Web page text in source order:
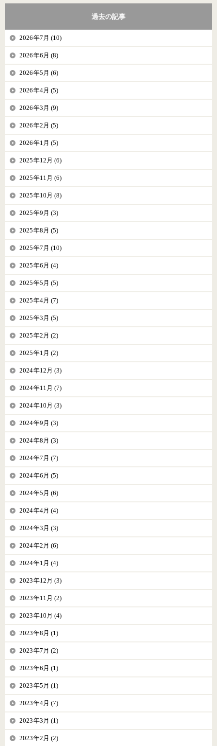
過去の記事
2026年7月 (10)
2026年6月 (8)
2026年5月 (6)
2026年4月 (5)
2026年3月 (9)
2026年2月 (5)
2026年1月 (5)
2025年12月 (6)
2025年11月 (6)
2025年10月 (8)
2025年9月 (3)
2025年8月 (5)
2025年7月 (10)
2025年6月 (4)
2025年5月 (5)
2025年4月 (7)
2025年3月 (5)
2025年2月 (2)
2025年1月 (2)
2024年12月 (3)
2024年11月 (7)
2024年10月 (3)
2024年9月 (3)
2024年8月 (3)
2024年7月 (7)
2024年6月 (5)
2024年5月 (6)
2024年4月 (4)
2024年3月 (3)
2024年2月 (6)
2024年1月 (4)
2023年12月 (3)
2023年11月 (2)
2023年10月 (4)
2023年8月 (1)
2023年7月 (2)
2023年6月 (1)
2023年5月 (1)
2023年4月 (7)
2023年3月 (1)
2023年2月 (2)